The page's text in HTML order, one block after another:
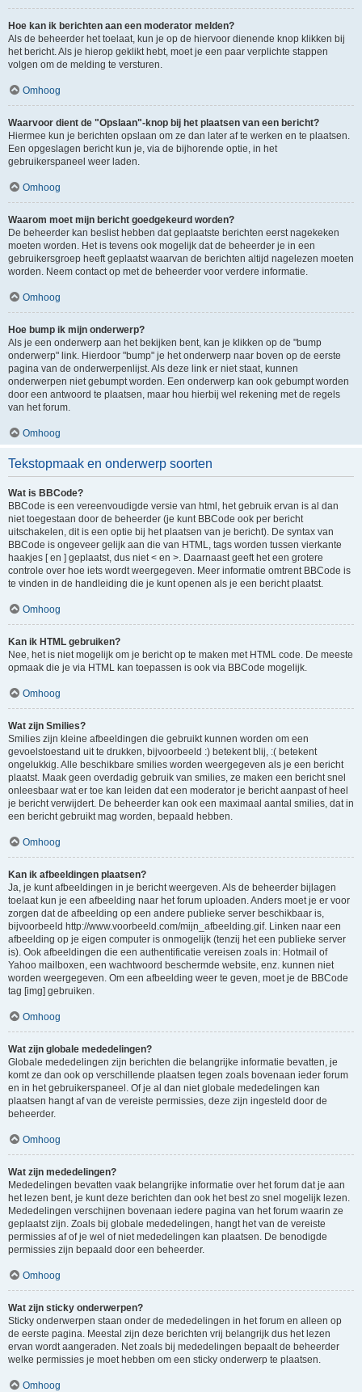
Hoe kan ik berichten aan een moderator melden?
Als de beheerder het toelaat, kun je op de hiervoor dienende knop klikken bij
het bericht. Als je hierop geklikt hebt, moet je een paar verplichte stappen
volgen om de melding te versturen.
Omhoog
Waarvoor dient de "Opslaan"-knop bij het plaatsen van een bericht?
Hiermee kun je berichten opslaan om ze dan later af te werken en te plaatsen.
Een opgeslagen bericht kun je, via de bijhorende optie, in het
gebruikerspaneel weer laden.
Omhoog
Waarom moet mijn bericht goedgekeurd worden?
De beheerder kan beslist hebben dat geplaatste berichten eerst nagekeken
moeten worden. Het is tevens ook mogelijk dat de beheerder je in een
gebruikersgroep heeft geplaatst waarvan de berichten altijd nagelezen moeten
worden. Neem contact op met de beheerder voor verdere informatie.
Omhoog
Hoe bump ik mijn onderwerp?
Als je een onderwerp aan het bekijken bent, kan je klikken op de "bump
onderwerp" link. Hierdoor "bump" je het onderwerp naar boven op de eerste
pagina van de onderwerpenlijst. Als deze link er niet staat, kunnen
onderwerpen niet gebumpt worden. Een onderwerp kan ook gebumpt worden
door een antwoord te plaatsen, maar hou hierbij wel rekening met de regels
van het forum.
Omhoog
Tekstopmaak en onderwerp soorten
Wat is BBCode?
BBCode is een vereenvoudigde versie van html, het gebruik ervan is al dan
niet toegestaan door de beheerder (je kunt BBCode ook per bericht
uitschakelen, dit is een optie bij het plaatsen van je bericht). De syntax van
BBCode is ongeveer gelijk aan die van HTML, tags worden tussen vierkante
haakjes [ en ] geplaatst, dus niet < en >. Daarnaast geeft het een grotere
controle over hoe iets wordt weergegeven. Meer informatie omtrent BBCode is
te vinden in de handleiding die je kunt openen als je een bericht plaatst.
Omhoog
Kan ik HTML gebruiken?
Nee, het is niet mogelijk om je bericht op te maken met HTML code. De meeste
opmaak die je via HTML kan toepassen is ook via BBCode mogelijk.
Omhoog
Wat zijn Smilies?
Smilies zijn kleine afbeeldingen die gebruikt kunnen worden om een
gevoelstoestand uit te drukken, bijvoorbeeld :) betekent blij, :( betekent
ongelukkig. Alle beschikbare smilies worden weergegeven als je een bericht
plaatst. Maak geen overdadig gebruik van smilies, ze maken een bericht snel
onleesbaar wat er toe kan leiden dat een moderator je bericht aanpast of heel
je bericht verwijdert. De beheerder kan ook een maximaal aantal smilies, dat in
een bericht gebruikt mag worden, bepaald hebben.
Omhoog
Kan ik afbeeldingen plaatsen?
Ja, je kunt afbeeldingen in je bericht weergeven. Als de beheerder bijlagen
toelaat kun je een afbeelding naar het forum uploaden. Anders moet je er voor
zorgen dat de afbeelding op een andere publieke server beschikbaar is,
bijvoorbeeld http://www.voorbeeld.com/mijn_afbeelding.gif. Linken naar een
afbeelding op je eigen computer is onmogelijk (tenzij het een publieke server
is). Ook afbeeldingen die een authentificatie vereisen zoals in: Hotmail of
Yahoo mailboxen, een wachtwoord beschermde website, enz. kunnen niet
worden weergegeven. Om een afbeelding weer te geven, moet je de BBCode
tag [img] gebruiken.
Omhoog
Wat zijn globale mededelingen?
Globale mededelingen zijn berichten die belangrijke informatie bevatten, je
komt ze dan ook op verschillende plaatsen tegen zoals bovenaan ieder forum
en in het gebruikerspaneel. Of je al dan niet globale mededelingen kan
plaatsen hangt af van de vereiste permissies, deze zijn ingesteld door de
beheerder.
Omhoog
Wat zijn mededelingen?
Mededelingen bevatten vaak belangrijke informatie over het forum dat je aan
het lezen bent, je kunt deze berichten dan ook het best zo snel mogelijk lezen.
Mededelingen verschijnen bovenaan iedere pagina van het forum waarin ze
geplaatst zijn. Zoals bij globale mededelingen, hangt het van de vereiste
permissies af of je wel of niet mededelingen kan plaatsen. De benodigde
permissies zijn bepaald door een beheerder.
Omhoog
Wat zijn sticky onderwerpen?
Sticky onderwerpen staan onder de mededelingen in het forum en alleen op
de eerste pagina. Meestal zijn deze berichten vrij belangrijk dus het lezen
ervan wordt aangeraden. Net zoals bij mededelingen bepaalt de beheerder
welke permissies je moet hebben om een sticky onderwerp te plaatsen.
Omhoog